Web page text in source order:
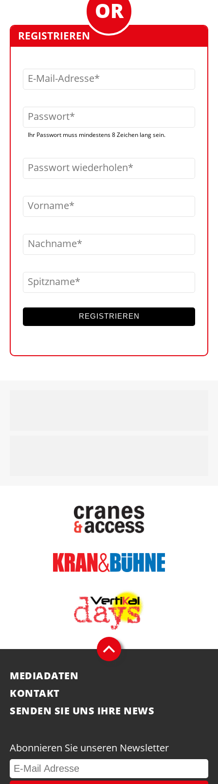
REGISTRIEREN
E-Mail-Adresse
Passwort
Ihr Passwort muss mindestens 8 Zeichen lang sein.
Passwort wiederholen
Vorname
Nachname
Spitzname
REGISTRIEREN
MEDIADATEN
KONTAKT
SENDEN SIE UNS IHRE NEWS
Abonnieren Sie unseren Newsletter